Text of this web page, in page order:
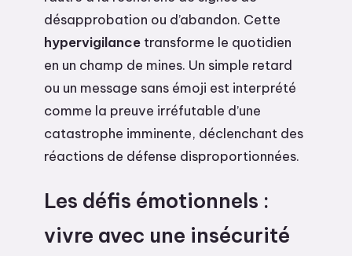
désapprobation ou d’abandon. Cette
hypervigilance transforme le quotidien
en un champ de mines. Un simple retard
ou un message sans émoji est interprété
comme la preuve irréfutable d’une
catastrophe imminente, déclenchant des
réactions de défense disproportionnées.
Les défis émotionnels :
vivre avec une insécurité